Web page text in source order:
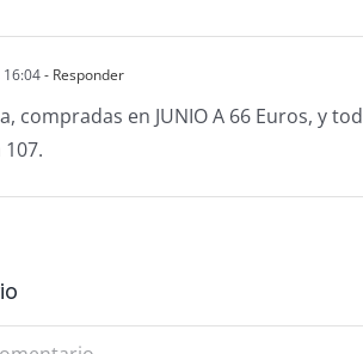
- Responder
compradas en JUNIO A 66 Euros, y